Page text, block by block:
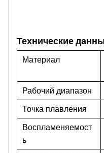
Технические
Материал
Рабочий диапазон
Точка плавления
Воспламеняемост
ь